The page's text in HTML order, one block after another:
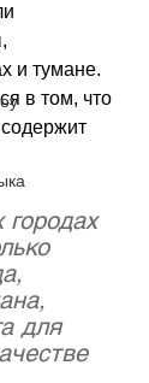
и тумане.
в том, что
городах
для